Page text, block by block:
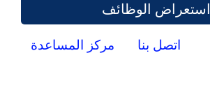
استعراض الوظائف
اتصل بنا مركز المساعدة